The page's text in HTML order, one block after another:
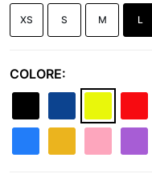
XS S M L
COLORE: